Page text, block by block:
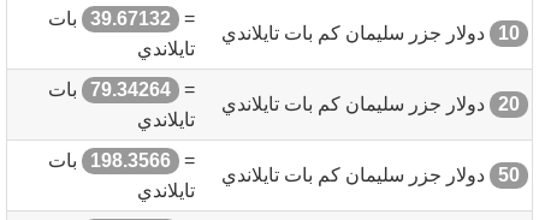
10 دولار جزر سليمان كم بات تايلاندي
=
39.67132
بات
تايلاندي
20 دولار جزر سليمان كم بات تايلاندي
=
79.34264
بات
تايلاندي
50 دولار جزر سليمان كم بات تايلاندي
=
198.3566
بات
تايلاندي